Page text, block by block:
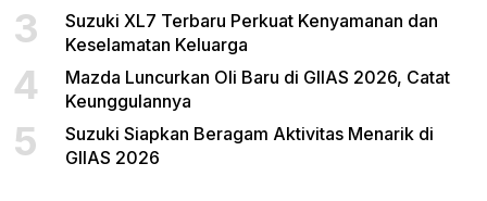
3
Suzuki XL7 Terbaru Perkuat Kenyamanan dan
Keselamatan Keluarga
4
Mazda Luncurkan Oli Baru di GIIAS 2026, Catat
Keunggulannya
5
Suzuki Siapkan Beragam Aktivitas Menarik di
GIIAS 2026